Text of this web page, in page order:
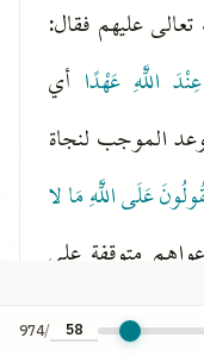
عليهم فقال:
اللَّهِ عَهْدًا أي
الموجب لنجاة
عَلَى اللَّهِ مَا لا
متوقفة على
إما أن يكونوا
/
974